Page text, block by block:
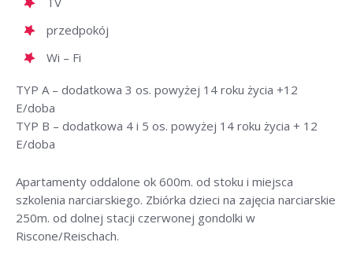
przedpokój
Wi – Fi
TYP A – dodatkowa 3 os. powyżej 14 roku życia +12
E/doba
TYP B – dodatkowa 4 i 5 os. powyżej 14 roku życia + 12
E/doba
Apartamenty oddalone ok 600m. od stoku i miejsca
szkolenia narciarskiego. Zbiórka dzieci na zajęcia narciarskie
250m. od dolnej stacji czerwonej gondolki w
Riscone/Reischach.